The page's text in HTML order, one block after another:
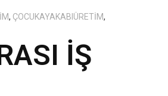
, ÇOCUKAYAKABIÜRETIM,
İŞ